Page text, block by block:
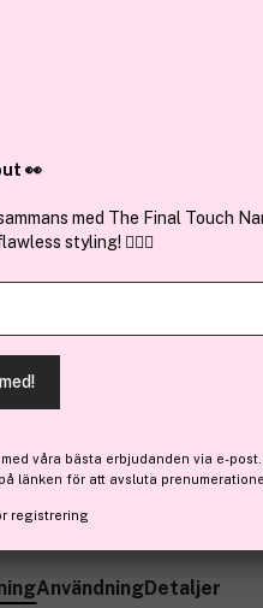
✓ Över 1,5
Kay
Eau De Parfum
(4)Läs produktrecensioner (0)
AnvändningDetaljer
👀
med The Final Touch
styling! 💇‍♀️✨
våra bästa erbjudanden via e-post.
länken för att avsluta
registrering